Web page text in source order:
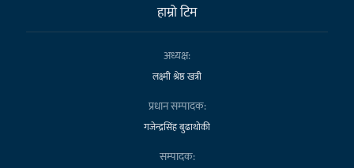
हाम्राे टिम
अध्यक्ष:
लक्ष्मी श्रेष्ठ खत्री
प्रधान सम्पादक:
गजेन्द्रसिंह बुढाथोकी
सम्पादक: